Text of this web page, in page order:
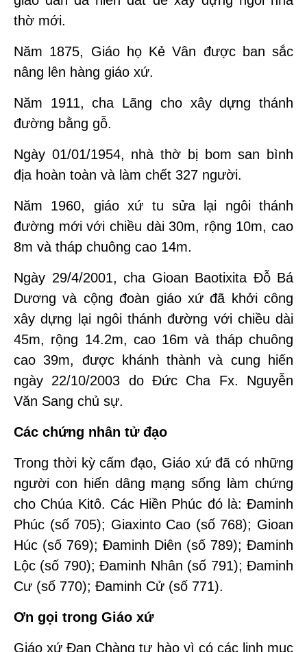
thờ mới.
Năm 1875, Giáo họ Kẻ Vân được ban sắc
nâng lên hàng giáo xứ.
Năm 1911, cha Lãng cho xây dựng thánh
đường bằng gỗ.
Ngày 01/01/1954, nhà thờ bị bom san bình
địa hoàn toàn và làm chết 327 người.
Năm 1960, giáo xứ tu sửa lại ngôi thánh
đường mới với chiều dài 30m, rộng 10m, cao
8m và tháp chuông cao 14m.
Ngày 29/4/2001, cha Gioan Baotixita Đỗ Bá
Dương và cộng đoàn giáo xứ đã khởi công
xây dựng lại ngôi thánh đường với chiều dài
45m, rộng 14.2m, cao 16m và tháp chuông
cao 39m, được khánh thành và cung hiến
ngày 22/10/2003 do Đức Cha Fx. Nguyễn
Văn Sang chủ sự.
Các chứng nhân tử đạo
Trong thời kỳ cấm đạo, Giáo xứ đã có những
người con hiến dâng mạng sống làm chứng
cho Chúa Kitô. Các Hiền Phúc đó là: Đaminh
Phúc (số 705); Giaxinto Cao (số 768); Gioan
Húc (số 769); Đaminh Diên (số 789); Đaminh
Lộc (số 790); Đaminh Nhân (số 791); Đaminh
Cư (số 770); Đaminh Cử (số 771).
Ơn gọi trong Giáo xứ
Giáo xứ Đan Chàng tự hào vì có các linh mục